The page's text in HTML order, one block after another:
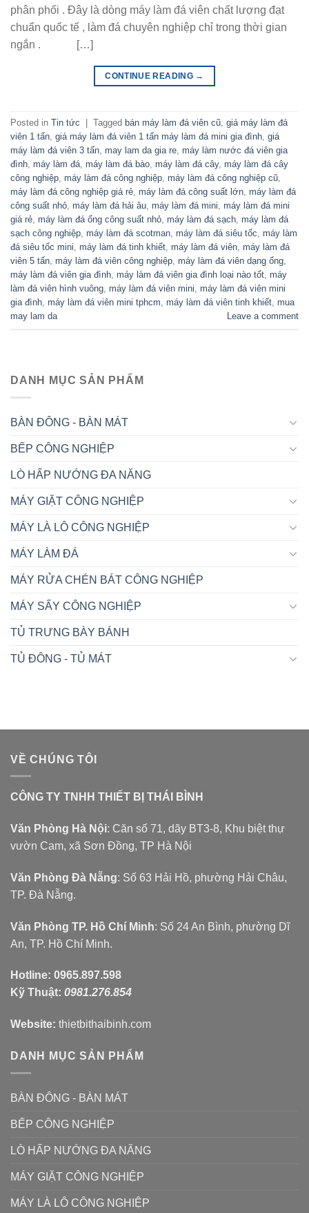
phân phối . Đây là dòng máy làm đá viên chất lượng đạt
chuẩn quốc tế , làm đá chuyên nghiệp chỉ trong thời gian
ngắn . […]
CONTINUE READING →
Posted in Tin tức Tagged bán máy làm đá viên cũ, giá máy làm đá
viên 1 tấn, giá máy làm đá viên 1 tấn máy làm đá mini gia đình, giá
máy làm đá viên 3 tấn, may lam da gia re, máy làm nước đá viên gia
đình, máy làm đá, máy làm đá bào, máy làm đá cây, máy làm đá cây
công nghiệp, máy làm đá công nghiệp, máy làm đá công nghiệp cũ,
máy làm đá công nghiệp giá rẻ, máy làm đá công suất lớn, máy làm đá
công suất nhỏ, máy làm đá hải âu, máy làm đá mini, máy làm đá mini
giá rẻ, máy làm đá ống công suất nhỏ, máy làm đá sạch, máy làm đá
sạch công nghiệp, máy làm đá scotman, máy làm đá siêu tốc, máy làm
đá siêu tốc mini, máy làm đá tinh khiết, máy làm đá viên, máy làm đá
viên 5 tấn, máy làm đá viên công nghiệp, máy làm đá viên dạng ống,
máy làm đá viên gia đình, máy làm đá viên gia đình loại nào tốt, máy
làm đá viên hình vuông, máy làm đá viên mini, máy làm đá viên mini
gia đình, máy làm đá viên mini tphcm, máy làm đá viên tinh khiết, mua
may lam da
Leave a comment
DANH MỤC SẢN PHẨM
BÀN ĐÔNG - BÀN MÁT
BẾP CÔNG NGHIỆP
LÒ HẤP NƯỚNG ĐA NĂNG
MÁY GIẶT CÔNG NGHIỆP
MÁY LÀ LÔ CÔNG NGHIỆP
MÁY LÀM ĐÁ
MÁY RỬA CHÉN BÁT CÔNG NGHIỆP
MÁY SẤY CÔNG NGHIỆP
TỦ TRƯNG BÀY BÁNH
TỦ ĐÔNG - TỦ MÁT
VỀ CHÚNG TÔI
CÔNG TY TNHH THIẾT BỊ THÁI BÌNH
Văn Phòng Hà Nội: Căn số 71, dãy BT3-8, Khu biệt thự
vườn Cam, xã Sơn Đồng, TP Hà Nội
Văn Phòng Đà Nẵng: Số 63 Hải Hồ, phường Hải Châu,
TP. Đà Nẵng.
Văn Phòng TP. Hồ Chí Minh: Số 24 An Bình, phường Dĩ
An, TP. Hồ Chí Minh.
Hotline: 0965.897.598
Kỹ Thuật: 0981.276.854
Website: thietbithaibinh.com
DANH MỤC SẢN PHẨM
BÀN ĐÔNG - BÀN MÁT
BẾP CÔNG NGHIỆP
LÒ HẤP NƯỚNG ĐA NĂNG
MÁY GIẶT CÔNG NGHIỆP
MÁY LÀ LÔ CÔNG NGHIỆP